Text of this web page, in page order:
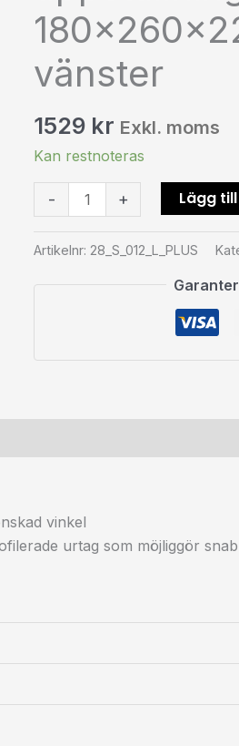
vänster
1529 kr Exkl. moms
Kan restnoteras
-
28
mm
vänster
mängd
+ Lägg
Artikelnr: 28_S_012_L_PLUS
vinkel
urtag som möjliggör